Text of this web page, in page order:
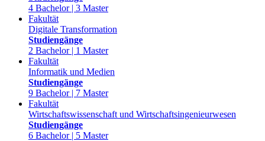
4 Bachelor | 3 Master
Fakultät
Digitale Transformation
Studiengänge
2 Bachelor | 1 Master
Fakultät
Informatik und Medien
Studiengänge
9 Bachelor | 7 Master
Fakultät
Wirtschaftswissenschaft und Wirtschaftsingenieurwesen
Studiengänge
6 Bachelor | 5 Master